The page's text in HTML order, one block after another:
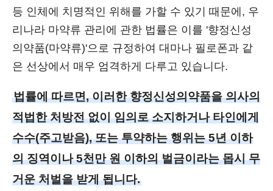
등 인체에 치명적인 위해를 가할 수 있기 때문에, 우
리나라 마약류 관리에 관한 법률은 이를 '향정신성
의약품(마약류)'으로 규정하여 대마나 필로폰과 같
은 선상에서 매우 엄격하게 다루고 있습니다.
법률에 따르면, 이러한 향정신성의약품을 의사의
적법한 처방전 없이 임의로 소지하거나 타인에게
수수(주고받음), 또는 투약하는 행위는 5년 이하
의 징역이나 5천만 원 이하의 벌금이라는 몹시 무
거운 처벌을 받게 됩니다.